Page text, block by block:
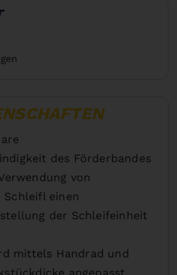
des Förderbandes
von
einen
der Schleifeinheit
mittels Handrad und
angepasst